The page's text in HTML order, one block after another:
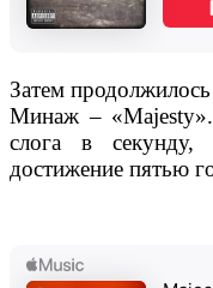
Затем
Минаж –
слога в секунду,
достижение пятью